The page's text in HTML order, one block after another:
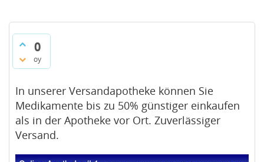
0
oy
In unserer Versandapotheke können Sie
Medikamente bis zu 50% günstiger einkaufen
als in der Apotheke vor Ort. Zuverlässiger
Versand.